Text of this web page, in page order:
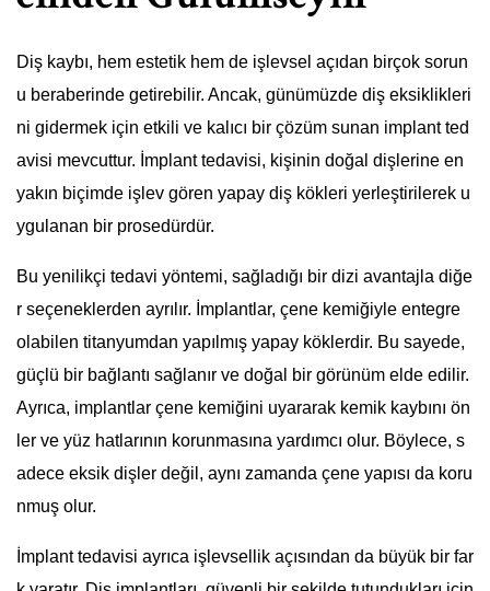
Diş kaybı, hem estetik hem de işlevsel açıdan birçok sorun
u beraberinde getirebilir. Ancak, günümüzde diş eksiklikleri
ni gidermek için etkili ve kalıcı bir çözüm sunan implant ted
avisi mevcuttur. İmplant tedavisi, kişinin doğal dişlerine en
yakın biçimde işlev gören yapay diş kökleri yerleştirilerek u
ygulanan bir prosedürdür.
Bu yenilikçi tedavi yöntemi, sağladığı bir dizi avantajla diğe
r seçeneklerden ayrılır. İmplantlar, çene kemiğiyle entegre
olabilen titanyumdan yapılmış yapay köklerdir. Bu sayede,
güçlü bir bağlantı sağlanır ve doğal bir görünüm elde edilir.
Ayrıca, implantlar çene kemiğini uyararak kemik kaybını ön
ler ve yüz hatlarının korunmasına yardımcı olur. Böylece, s
adece eksik dişler değil, aynı zamanda çene yapısı da koru
nmuş olur.
İmplant tedavisi ayrıca işlevsellik açısından da büyük bir far